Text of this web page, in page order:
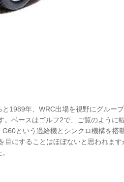
1989年、WRC出場を視野にグルー
ベースはゴルフ2で、ご覧のように
という過給機とシンクロ機構を搭
目にすることはほぼないと思われま